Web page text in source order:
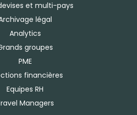
et multi-pays
légal
Analytics
groupes
PME
financières
Equipes RH
Managers